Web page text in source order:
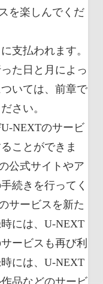
を楽しんでくだ
支払われます。
た日と月によっ
いては、前章で
さい。
NEXTのサービ
ことができま
公式サイトやア
続きを行ってく
サービスを新た
には、U-NEXT
ービスも再び利
には、U-NEXT